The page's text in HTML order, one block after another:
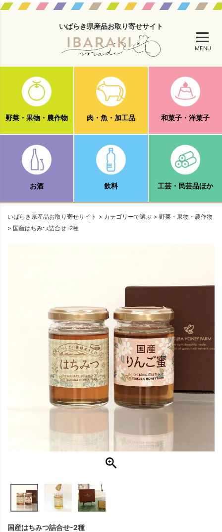
いばらき県産品お取り寄せサイト
MENU
野菜・果物・農作物 肉・魚・加工品 和菓子・洋菓子
お酒 飲料 工芸・民芸品ほか
いばらき県産品お取り寄せサイト カテゴリーで選ぶ
野菜・果物・農作物
国産はちみつ詰合せ-2種
国産はちみつ詰合せ-2種